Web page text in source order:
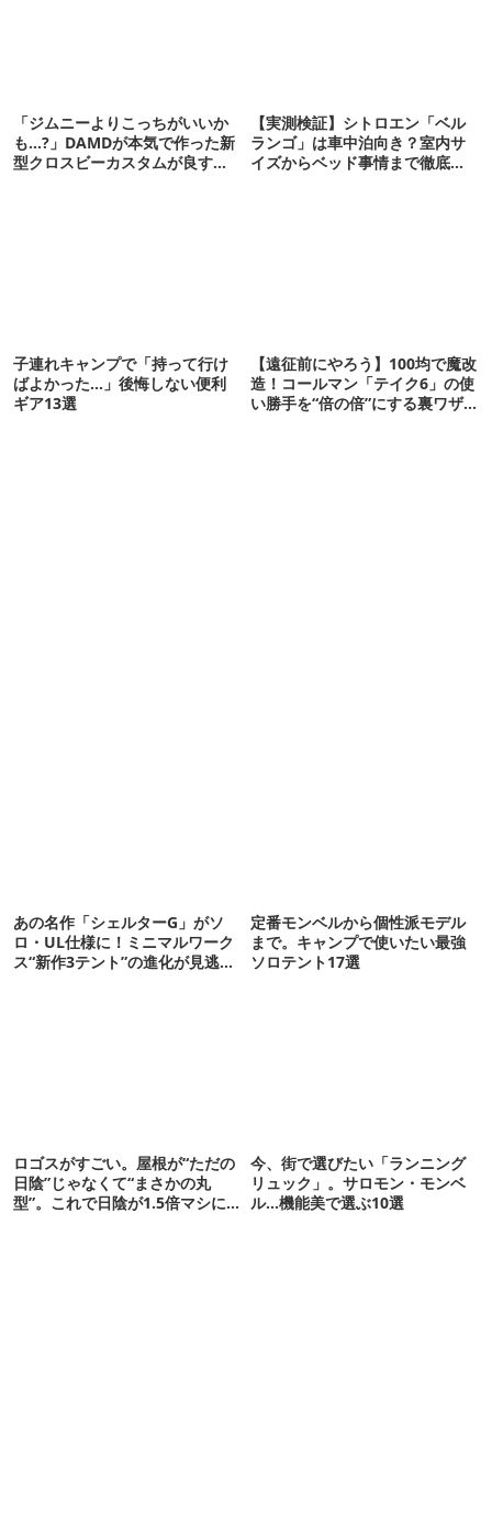
「ジムニーよりこっちがいいか
も…?」DAMDが本気で作った新
型クロスビーカスタムが良すぎ
【実測検証】シトロエン「ベル
ランゴ」は車中泊向き？室内サ
イズからベッド事情まで徹底レ
子連れキャンプで「持って行け
ばよかった…」後悔しない便利
ギア13選
【遠征前にやろう】100均で魔改
造！コールマン「テイク6」の使
い勝手を“倍の倍”にする裏ワザ6
あの名作「シェルターG」がソ
ロ・UL仕様に！ミニマルワーク
ス“新作3テント”の進化が見逃せ
定番モンベルから個性派モデル
まで。キャンプで使いたい最強
ソロテント17選
ロゴスがすごい。屋根が“ただの
日陰”じゃなくて“まさかの丸
型”。これで日陰が1.5倍マシに
今、街で選びたい「ランニング
リュック」。サロモン・モンベ
ル…機能美で選ぶ10選